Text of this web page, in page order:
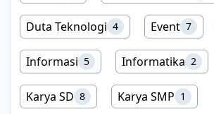
Duta Teknologi 4 Event 7
Informasi 5 Informatika 2
Karya SD 8 Karya SMP 1